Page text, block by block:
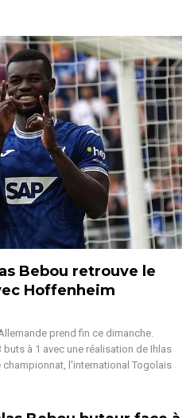
Bebou retrouve le
Hoffenheim
prend fin ce dimanche.
à 1 avec une réalisation de Ihlas
championnat, l'international Togolais